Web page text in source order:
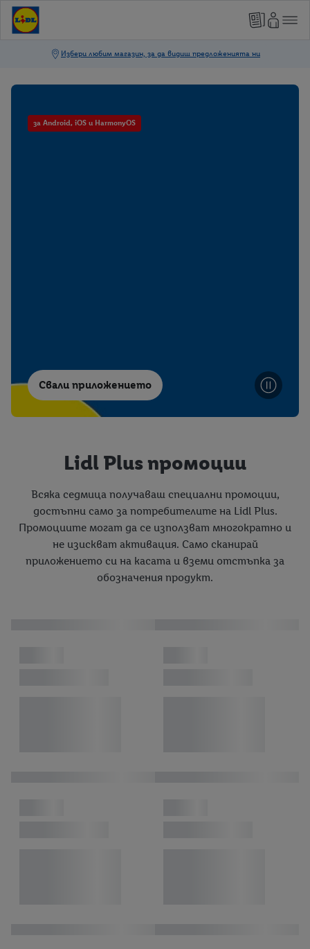
за Android, iOS и HarmonyOS
Свали приложението
Lidl Plus промоции
Всяка седмица получаваш специални промоции,
достъпни само за потребителите на Lidl Plus.
Промоциите могат да се използват многократно и
не изискват активация. Само сканирай
приложението си на касата и вземи отстъпка за
обозначения продукт.